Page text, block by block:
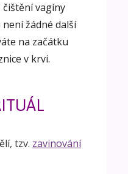
vagíny
žádné další
na začátku
v krvi.
tzv. zavinování